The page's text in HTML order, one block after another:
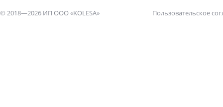
© 2018—2026 ИП ООО «KOLESA» Пользовательское